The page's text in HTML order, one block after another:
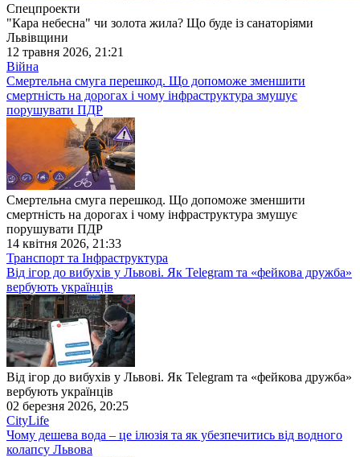
Спецпроекти
"Кара небесна" чи золота жила? Що буде із санаторіями
Львівщини
12 травня 2026, 21:21
Війна
Смертельна смуга перешкод. Що допоможе зменшити
смертність на дорогах і чому інфраструктура змушує
порушувати ПДР
Смертельна смуга перешкод. Що допоможе зменшити
смертність на дорогах і чому інфраструктура змушує
порушувати ПДР
14 квітня 2026, 21:33
Транспорт та Інфраструктура
Від ігор до вибухів у Львові. Як Telegram та «фейкова дружба»
вербують українців
Від ігор до вибухів у Львові. Як Telegram та «фейкова дружба»
вербують українців
02 березня 2026, 20:25
CityLife
Чому дешева вода – це ілюзія та як убезпечитись від водного
колапсу Львова